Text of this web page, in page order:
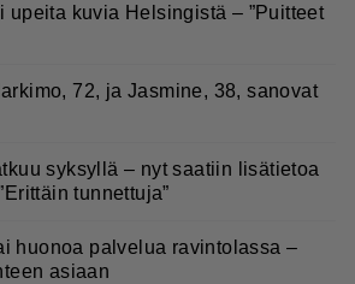
upeita kuvia Helsingistä – ”Puitteet
72, ja Jasmine, 38, sanovat
syksyllä – nyt saatiin lisätietoa
tunnettuja”
huonoa palvelua ravintolassa –
asiaan